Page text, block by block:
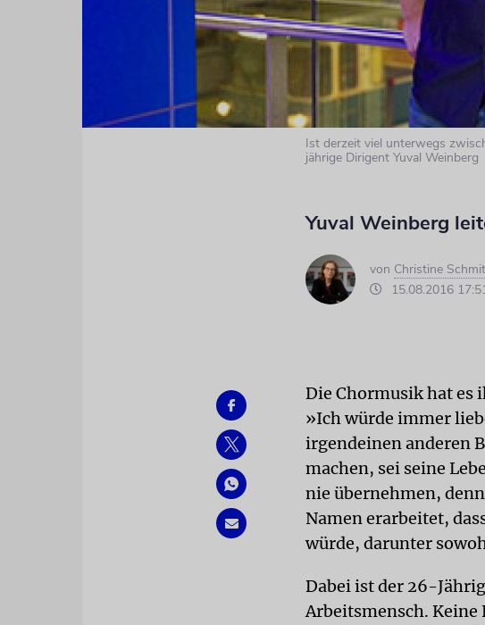
Ist derzeit viel unterwegs
jährige Dirigent Yuval Weinberg
Yuval Weinberg
von Christine
15.08.2016
Die Chormusik hat es
»Ich würde immer
irgendeinen anderen
machen, sei seine
nie übernehmen,
Namen erarbeitet,
würde, darunter
Dabei ist der 26-
Arbeitsmensch. Keine